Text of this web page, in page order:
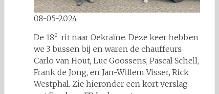
08-05-2024
De 18erit naar Oekraïne. Deze keer hebben
we 3 bussen bij en waren de chauffeurs
Carlo van Hout, Luc Goossens, Pascal Schell,
Frank de Jong, en Jan-Willem Visser, Rick
Westphal. Zie hieronder een kort verslag